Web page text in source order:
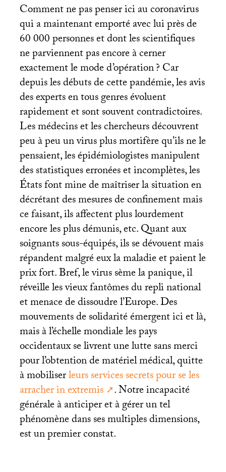
Comment ne pas penser ici au coronavirus
qui a maintenant emporté avec lui près de
60 000 personnes et dont les scientifiques
ne parviennent pas encore à cerner
exactement le mode d’opération? Car
depuis les débuts de cette pandémie, les avis
des experts en tous genres évoluent
rapidement et sont souvent contradictoires.
Les médecins et les chercheurs découvrent
peu à peu un virus plus mortifère qu’ils ne le
pensaient, les épidémiologistes manipulent
des statistiques erronées et incomplètes, les
États font mine de maîtriser la situation en
décrétant des mesures de confinement mais
ce faisant, ils affectent plus lourdement
encore les plus démunis, etc. Quant aux
soignants sous-équipés, ils se dévouent mais
répandent malgré eux la maladie et paient le
prix fort. Bref, le virus sème la panique, il
réveille les vieux fantômes du repli national
et menace de dissoudre l’Europe. Des
mouvements de solidarité émergent ici et là,
mais à l’échelle mondiale les pays
occidentaux se livrent une lutte sans merci
pour l’obtention de matériel médical, quitte
à mobiliserleurs services secrets pour se les
arracher in extremis
. Notre incapacité
générale à anticiper et à gérer un tel
phénomène dans ses multiples dimensions,
est un premier constat.